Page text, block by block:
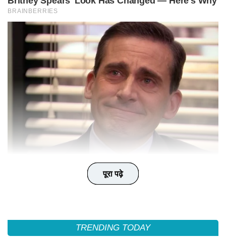
पूरा पढ़े
पूरा पढ़े
पूरा पढ़े
पूरा पढ़े
पूरा पढ़े
TRENDING TODAY